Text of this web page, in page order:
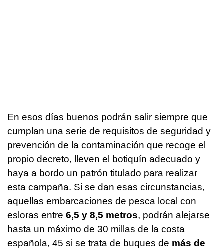
En esos días buenos podrán salir siempre que
cumplan una serie de requisitos de seguridad y
prevención de la contaminación que recoge el
propio decreto, lleven el botiquín adecuado y
haya a bordo un patrón titulado para realizar
esta campaña. Si se dan esas circunstancias,
aquellas embarcaciones de pesca local con
esloras entre 6,5 y 8,5 metros, podrán alejarse
hasta un máximo de 30 millas de la costa
española, 45 si se trata de buques de más de